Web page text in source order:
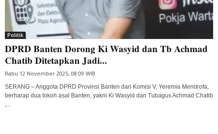
Politik
DPRD Banten Dorong Ki Wasyid dan Tb Achmad
Chatib Ditetapkan Jadi...
Rabu 12 November 2025, 08:09 WIB
SERANG – Anggota DPRD Provinsi Banten dari Komisi V, Yeremia Mendrofa,
berharap dua tokoh asal Banten, yakni Ki Wasyid dan Tubagus Achmad Chatib
,...